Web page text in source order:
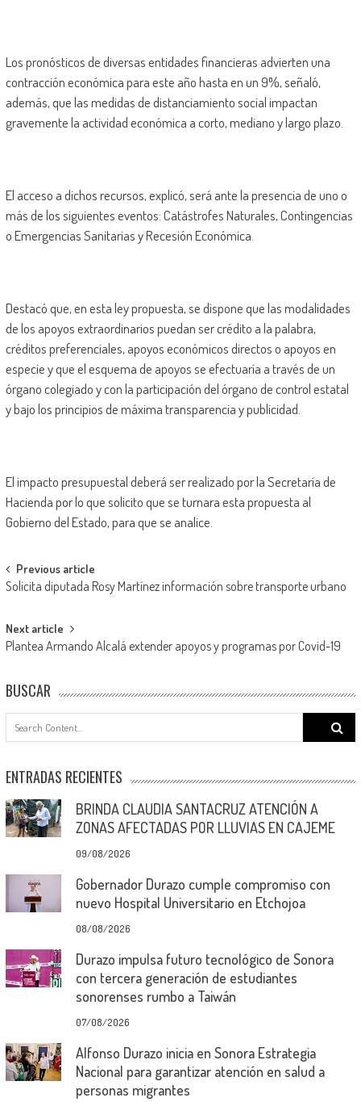
Los pronósticos de diversas entidades financieras advierten una
contracción económica para este año hasta en un 9%, señaló,
además, que las medidas de distanciamiento social impactan
gravemente la actividad económica a corto, mediano y largo plazo.
El acceso a dichos recursos, explicó, será ante la presencia de uno o
más de los siguientes eventos: Catástrofes Naturales, Contingencias
o Emergencias Sanitarias y Recesión Económica.
Destacó que, en esta ley propuesta, se dispone que las modalidades
de los apoyos extraordinarios puedan ser crédito a la palabra,
créditos preferenciales, apoyos económicos directos o apoyos en
especie y que el esquema de apoyos se efectuaría a través de un
órgano colegiado y con la participación del órgano de control estatal
y bajo los principios de máxima transparencia y publicidad.
El impacto presupuestal deberá ser realizado por la Secretaría de
Hacienda por lo que solicito que se turnara esta propuesta al
Gobierno del Estado, para que se analice.
Post
navigation
Previous article
Solicita diputada Rosy Martínez información sobre transporte urbano
Next article
Plantea Armando Alcalá extender apoyos y programas por Covid-19
BUSCAR
Search
for:
ENTRADAS RECIENTES
BRINDA CLAUDIA SANTACRUZ ATENCIÓN A
ZONAS AFECTADAS POR LLUVIAS EN CAJEME
09/08/2026
Gobernador Durazo cumple compromiso con
nuevo Hospital Universitario en Etchojoa
08/08/2026
Durazo impulsa futuro tecnológico de Sonora
con tercera generación de estudiantes
sonorenses rumbo a Taiwán
07/08/2026
Alfonso Durazo inicia en Sonora Estrategia
Nacional para garantizar atención en salud a
personas migrantes